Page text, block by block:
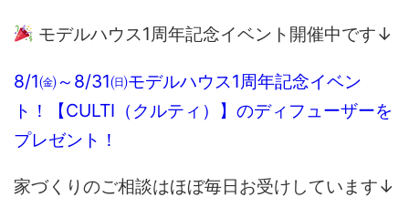
モデルハウス1周年記念イベント開催中です↓
8/1㈮～8/31㈰モデルハウス1周年記念イベン
ト！【CULTI（クルティ）】のディフューザーを
プレゼント！
家づくりのご相談はほぼ毎日お受けしています↓